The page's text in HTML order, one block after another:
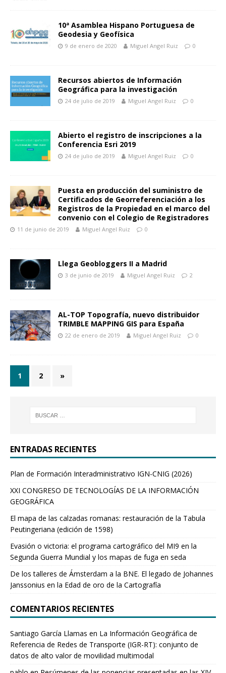
10ª Asamblea Hispano Portuguesa de
Geodesia y Geofísica
9 de enero de 2020 Miguel Angel Ruiz 0
Recursos abiertos de Información
Geográfica para la investigación
24 de julio de 2019 Miguel Angel Ruiz 0
Abierto el registro de inscripciones a la
Conferencia Esri 2019
24 de julio de 2019 Miguel Angel Ruiz 0
Puesta en producción del suministro de
Certificados de Georreferenciación a los
Registros de la Propiedad en el marco del
convenio con el Colegio de Registradores
11 de junio de 2019 Miguel Angel Ruiz 0
Llega Geobloggers II a Madrid
3 de junio de 2019 Miguel Angel Ruiz 2
AL-TOP Topografía, nuevo distribuidor
TRIMBLE MAPPING GIS para España
22 de enero de 2019 Miguel Angel Ruiz 0
1 2 »
ENTRADAS RECIENTES
Plan de Formación Interadministrativo IGN-CNIG (2026)
XXI CONGRESO DE TECNOLOGÍAS DE LA INFORMACIÓN
GEOGRÁFICA
El mapa de las calzadas romanas: restauración de la Tabula
Peutingeriana (edición de 1598)
Evasión o victoria: el programa cartográfico del MI9 en la
Segunda Guerra Mundial y los mapas de fuga en seda
De los talleres de Ámsterdam a la BNE. El legado de Johannes
Janssonius en la Edad de oro de la Cartografía
COMENTARIOS RECIENTES
Santiago García Llamas en La Información Geográfica de
Referencia de Redes de Transporte (IGR-RT): conjunto de
datos de alto valor de movilidad multimodal